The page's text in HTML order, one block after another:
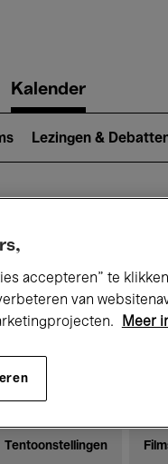
Kalender
Lezingen &
Tentoonstellingen
accepteren” te
van
Meer